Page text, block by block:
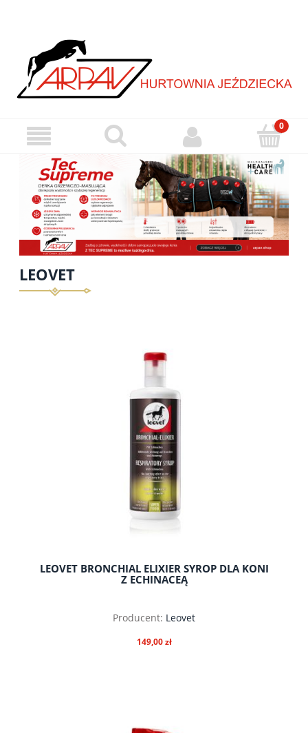
LEOVET
LEOVET BRONCHIAL ELIXIER SYROP DLA KONI
Z ECHINACEĄ
Producent: Leovet
149,00 zł
do koszyka